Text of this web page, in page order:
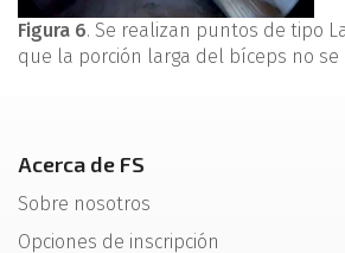
Figura 6. Se realizan puntos de tipo
que la porción larga del bíceps no se
Acerca de FS
Sobre nosotros
Opciones de inscripción